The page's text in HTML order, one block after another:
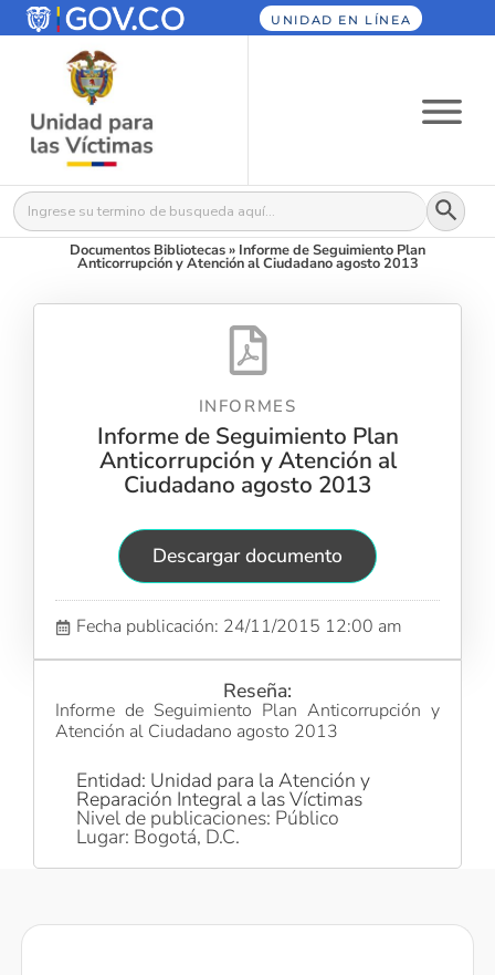
UNIDAD EN LÍNEA
Buscar: Botón
Documentos Bibliotecas» Informe de Seguimiento Plan
Anticorrupción y Atención al Ciudadano agosto 2013
INFORMES
Informe de Seguimiento Plan
Anticorrupción y Atención al
Ciudadano agosto 2013
Descargar documento
Fecha publicación: 24/11/2015 12:00 am
Reseña:
Informe de Seguimiento Plan Anticorrupción y
Atención al Ciudadano agosto 2013
Entidad: Unidad para la Atención y
Reparación Integral a las Víctimas
Nivel de publicaciones: Público
Lugar: Bogotá, D.C.